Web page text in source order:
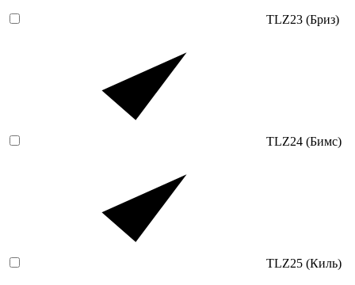
TLZ23 (Бриз)
TLZ24 (Бимс)
TLZ25 (Киль)